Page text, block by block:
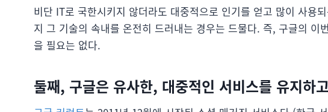
비단 IT로 국한시키지 않더라도 대중적으로 인기를 얻고 많이 사용
지 그 기술의 속내를 온전히 드러내는 경우는 드물다. 즉, 구글의 이
을 필요는 없다.
둘째, 구글은 유사한, 대중적인 서비스를 유지하